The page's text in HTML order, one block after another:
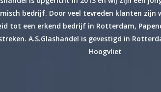
bedrijf. Door veel tevreden klanten zijn
tot een erkend bedrijf in Rotterdam,
A.S.Glashandel is gevestigd in
Hoogvliet